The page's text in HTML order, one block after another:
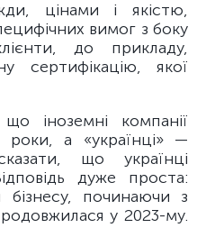
цінами і якістю,
вимог з боку
до прикладу,
сертифікацію, якої
іноземні компанії
роки, а «українці» —
що українці
дуже проста:
бізнесу, починаючи з
у 2023-му.